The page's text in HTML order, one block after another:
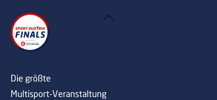
Back
Die größte
Multisport-Veranstaltung